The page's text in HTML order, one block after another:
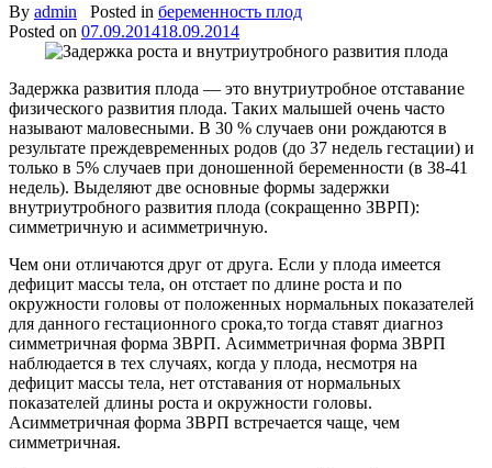
By admin Posted in беременность плод
Posted on 07.09.201418.09.2014
Задержка развития плода — это внутриутробное отставание
физического развития плода. Таких малышей очень часто
называют маловесными. В 30 % случаев они рождаются в
результате преждевременных родов (до 37 недель гестации) и
только в 5% случаев при доношенной беременности (в 38-41
недель). Выделяют две основные формы задержки
внутриутробного развития плода (сокращенно ЗВРП):
симметричную и асимметричную.
Чем они отличаются друг от друга. Если у плода имеется
дефицит массы тела, он отстает по длине роста и по
окружности головы от положенных нормальных показателей
для данного гестационного срока,то тогда ставят диагноз
симметричная форма ЗВРП. Асимметричная форма ЗВРП
наблюдается в тех случаях, когда у плода, несмотря на
дефицит массы тела, нет отставания от нормальных
показателей длины роста и окружности головы.
Асимметричная форма ЗВРП встречается чаще, чем
симметричная.